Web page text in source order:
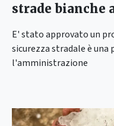
strade bianche
E' stato approvato un
sicurezza stradale è
l'amministrazione